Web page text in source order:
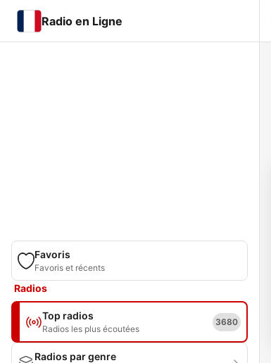
Radio en Ligne
Favoris
Favoris et récents
Radios
Top radios
Radios les plus écoutées
3680
Radios par genre